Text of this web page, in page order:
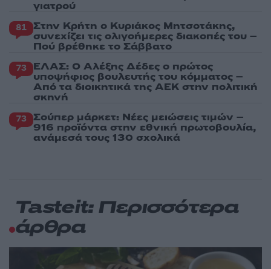
γιατρού
81 Στην Κρήτη ο Κυριάκος Μητσοτάκης,
συνεχίζει τις ολιγοήμερες διακοπές του –
Πού βρέθηκε το Σάββατο
73 ΕΛΑΣ: Ο Αλέξης Δέδες ο πρώτος
υποψήφιος βουλευτής του κόμματος –
Από τα διοικητικά της ΑΕΚ στην πολιτική
σκηνή
73 Σούπερ μάρκετ: Νέες μειώσεις τιμών –
916 προϊόντα στην εθνική πρωτοβουλία,
ανάμεσά τους 130 σχολικά
Tasteit: Περισσότερα
άρθρα